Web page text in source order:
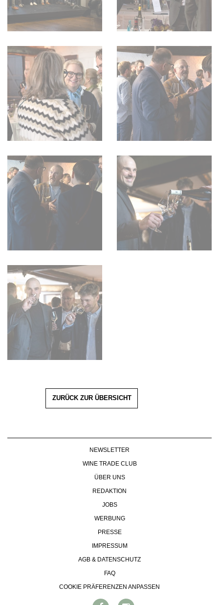
ZURÜCK ZUR ÜBERSICHT
NEWSLETTER
WINE TRADE CLUB
ÜBER UNS
REDAKTION
JOBS
WERBUNG
PRESSE
IMPRESSUM
AGB & DATENSCHUTZ
FAQ
COOKIE PRÄFERENZEN ANPASSEN